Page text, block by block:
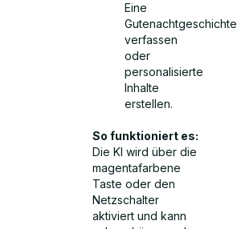
Eine
Gutenachtgeschichte
verfassen
oder
personalisierte
Inhalte
erstellen.
So funktioniert es:
Die KI wird über die
magentafarbene
Taste oder den
Netzschalter
aktiviert und kann